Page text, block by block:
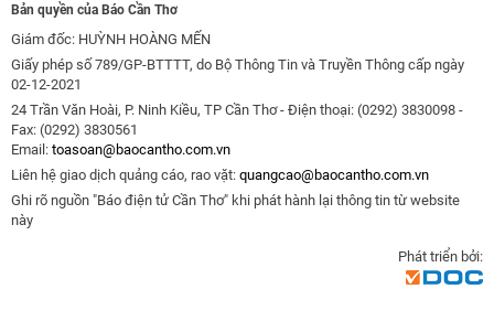
Bản quyền của Báo Cần Thơ
Giám đốc: HUỲNH HOÀNG MẾN
Giấy phép số 789/GP-BTTTT, do Bộ Thông Tin và Truyền Thông cấp ngày
02-12-2021
24 Trần Văn Hoài, P. Ninh Kiều, TP Cần Thơ - Điện thoại: (0292) 3830098 -
Fax: (0292) 3830561
Email: toasoan@baocantho.com.vn
Liên hệ giao dịch quảng cáo, rao vặt: quangcao@baocantho.com.vn
Ghi rõ nguồn "Báo điện tử Cần Thơ" khi phát hành lại thông tin từ website
này
Phát triển bởi: